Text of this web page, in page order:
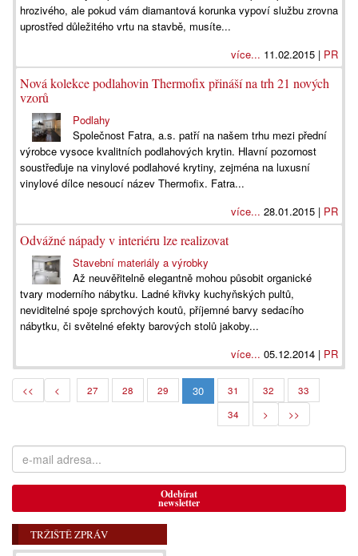
hrozivého, ale pokud vám diamantová korunka vypoví službu zrovna
uprostřed důležitého vrtu na stavbě, musíte...
více... 11.02.2015 | PR
Nová kolekce podlahovin Thermofix přináší na trh 21 nových
vzorů
Podlahy
Společnost Fatra, a.s. patří na našem trhu mezi přední
výrobce vysoce kvalitních podlahových krytin. Hlavní pozornost
soustřeďuje na vinylové podlahové krytiny, zejména na luxusní
vinylové dílce nesoucí název Thermofix. Fatra...
více... 28.01.2015 | PR
Odvážné nápady v interiéru lze realizovat
Stavební materiály a výrobky
Až neuvěřitelně elegantně mohou působit organické
tvary moderního nábytku. Ladné křivky kuchyňských pultů,
neviditelné spoje sprchových koutů, příjemné barvy sedacího
nábytku, či světelné efekty barových stolů jakoby...
více... 05.12.2014 | PR
<< < 27 28 29 30 31 32
33
34
> >>
Odebírat
newsletter
TRŽIŠTĚ ZPRÁV